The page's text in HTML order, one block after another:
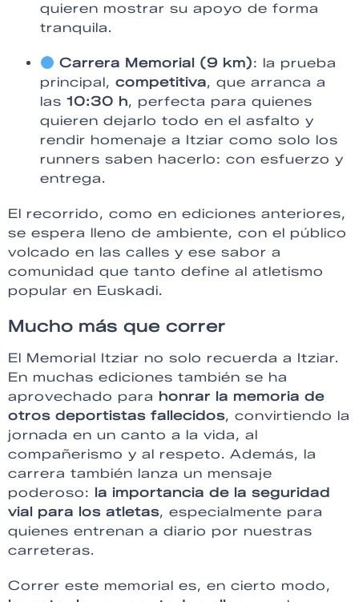
quieren mostrar su apoyo de forma
tranquila.
Carrera Memorial (9 km): la prueba
principal, competitiva, que arranca a
las 10:30 h, perfecta para quienes
quieren dejarlo todo en el asfalto y
rendir homenaje a Itziar como solo los
runners saben hacerlo: con esfuerzo y
entrega.
El recorrido, como en ediciones anteriores,
se espera lleno de ambiente, con el público
volcado en las calles y ese sabor a
comunidad que tanto define al atletismo
popular en Euskadi.
Mucho más que correr
El Memorial Itziar no solo recuerda a Itziar.
En muchas ediciones también se ha
aprovechado para honrar la memoria de
otros deportistas fallecidos, convirtiendo la
jornada en un canto a la vida, al
compañerismo y al respeto. Además, la
carrera también lanza un mensaje
poderoso:
la importancia de la seguridad
vial para los atletas, especialmente para
quienes entrenan a diario por nuestras
carreteras.
Correr este memorial es, en cierto modo,